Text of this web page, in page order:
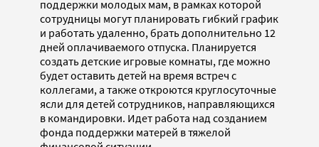
поддержки молодых мам, в рамках которой
сотрудницы могут планировать гибкий график
и работать удаленно, брать дополнительно 12
дней оплачиваемого отпуска. Планируется
создать детские игровые комнаты, где можно
будет оставить детей на время встреч с
коллегами, а также откроются круглосуточные
ясли для детей сотрудников, направляющихся
в командировки. Идет работа над созданием
фонда поддержки матерей в тяжелой